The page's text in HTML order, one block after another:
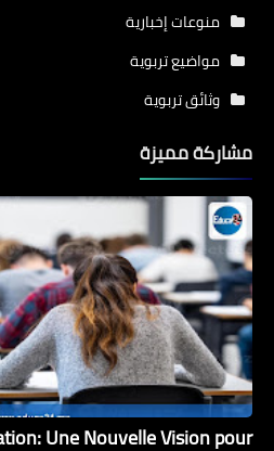
منوعات إخبارية
مواضيع تربوية
وثائق تربوية
مشاركة مميزة
Une Nouvelle Vision pour